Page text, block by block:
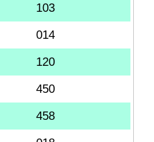
103
014
120
450
458